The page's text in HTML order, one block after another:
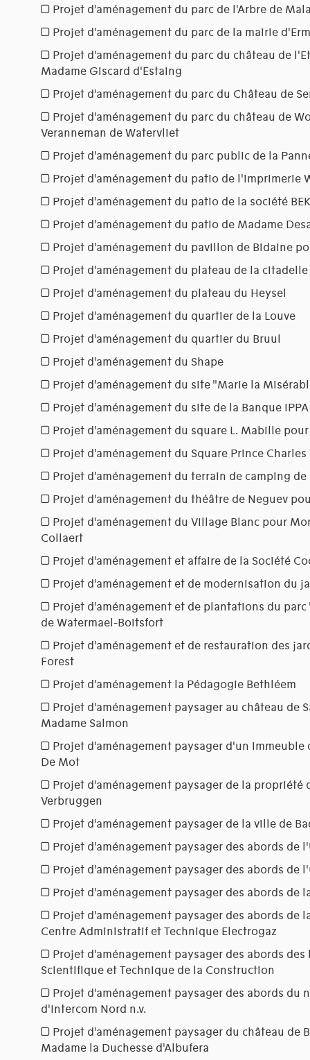
Projet d'aménagement du parc de l'Arbre de
Projet d'aménagement du parc de la mairie
Projet d'aménagement du parc du château de
Madame Giscard d'Estaing
Projet d'aménagement du parc du Château de
Projet d'aménagement du parc du château de
Veranneman de Watervliet
Projet d'aménagement du parc public de la
Projet d'aménagement du patio de l'imprimerie
Projet d'aménagement du patio de la société
Projet d'aménagement du patio de Madame
Projet d'aménagement du pavillon de Bidaine
Projet d'aménagement du plateau de la citadelle
Projet d'aménagement du plateau du Heysel
Projet d'aménagement du quartier de la Louve
Projet d'aménagement du quartier du Bruul
Projet d'aménagement du Shape
Projet d'aménagement du site "Marie la
Projet d'aménagement du site de la Banque IPPA
Projet d'aménagement du square L. Mabille
Projet d'aménagement du Square Prince
Projet d'aménagement du terrain de camping
Projet d'aménagement du théâtre de Neguev
Projet d'aménagement du Village Blanc pour
Collaert
Projet d'aménagement et affaire de la Société
Projet d'aménagement et de modernisation du
Projet d'aménagement et de plantations du
de Watermael-Boitsfort
Projet d'aménagement et de restauration des
Forest
Projet d'aménagement la Pédagogie Bethléem
Projet d'aménagement paysager au château de
Madame Salmon
Projet d'aménagement paysager d'un
De Mot
Projet d'aménagement paysager de la propriété
Verbruggen
Projet d'aménagement paysager de la ville de
Projet d'aménagement paysager des abords de
Projet d'aménagement paysager des abords de
Projet d'aménagement paysager des abords de
Projet d'aménagement paysager des abords de
Centre Administratif et Technique Electrogaz
Projet d'aménagement paysager des abords
Scientifique et Technique de la Construction
Projet d'aménagement paysager des abords du
d'Intercom Nord n.v.
Projet d'aménagement paysager du château de
Madame la Duchesse d'Albufera